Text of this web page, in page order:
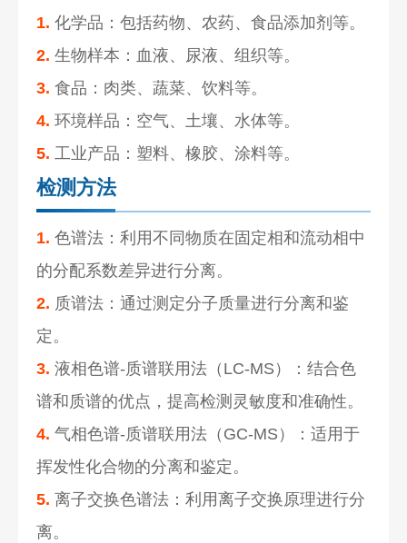
1. 化学品：包括药物、农药、食品添加剂等。
2. 生物样本：血液、尿液、组织等。
3. 食品：肉类、蔬菜、饮料等。
4. 环境样品：空气、土壤、水体等。
5. 工业产品：塑料、橡胶、涂料等。
检测方法
1. 色谱法：利用不同物质在固定相和流动相中
的分配系数差异进行分离。
2. 质谱法：通过测定分子质量进行分离和鉴
定。
3. 液相色谱-质谱联用法（LC-MS）：结合色
谱和质谱的优点，提高检测灵敏度和准确性。
4. 气相色谱-质谱联用法（GC-MS）：适用于
挥发性化合物的分离和鉴定。
5. 离子交换色谱法：利用离子交换原理进行分
离。